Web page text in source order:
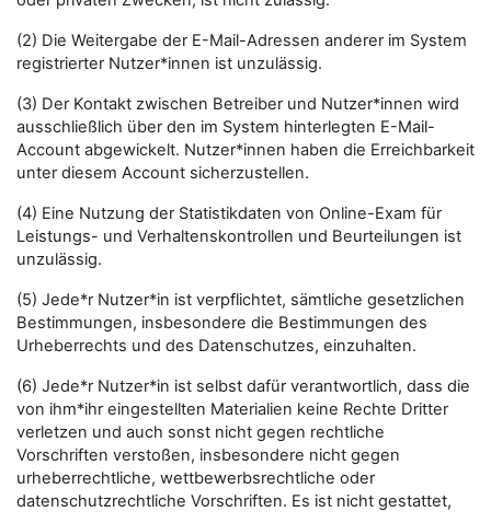
(2) Die Weitergabe der E-Mail-Adressen anderer im System
registrierter Nutzer*innen ist unzulässig.
(3) Der Kontakt zwischen Betreiber und Nutzer*innen wird
ausschließlich über den im System hinterlegten E-Mail-
Account abgewickelt. Nutzer*innen haben die Erreichbarkeit
unter diesem Account sicherzustellen.
(4) Eine Nutzung der Statistikdaten von Online-Exam für
Leistungs- und Verhaltenskontrollen und Beurteilungen ist
unzulässig.
(5) Jede*r Nutzer*in ist verpflichtet, sämtliche gesetzlichen
Bestimmungen, insbesondere die Bestimmungen des
Urheberrechts und des Datenschutzes, einzuhalten.
(6) Jede*r Nutzer*in ist selbst dafür verantwortlich, dass die
von ihm*ihr eingestellten Materialien keine Rechte Dritter
verletzen und auch sonst nicht gegen rechtliche
Vorschriften verstoßen, insbesondere nicht gegen
urheberrechtliche, wettbewerbsrechtliche oder
datenschutzrechtliche Vorschriften. Es ist nicht gestattet,